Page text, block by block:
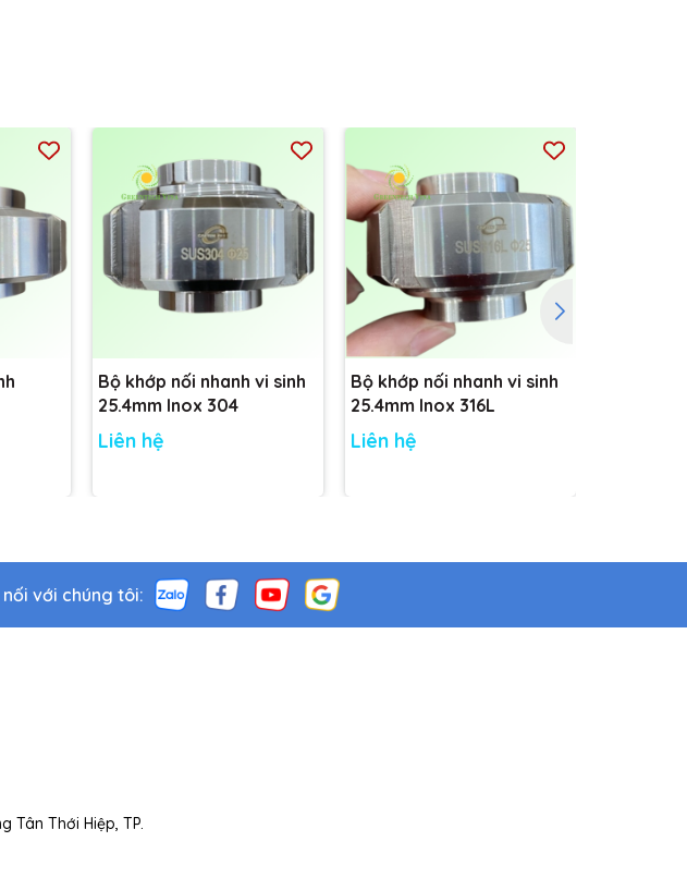
Bộ khớp nối nhanh vi sinh
25.4mm Inox 304
Liên hệ
Bộ khớp nối nhanh vi sinh
25.4mm Inox 316L
Liên hệ
nối với chúng tôi:
Tân Thới Hiệp, TP.